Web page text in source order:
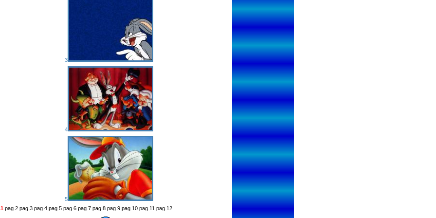
3
4
5
pag.2 pag.3 pag.4 pag.5 pag.6 pag.7 pag.8 pag.9 pag.10 pag.11 pag.12